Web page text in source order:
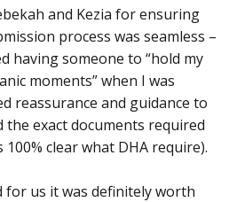
and Kezia for ensuring
process was seamless –
having someone to “hold my
moments” when I was
reassurance and guidance to
the exact documents required
100% clear what DHA require).
for us it was definitely worth